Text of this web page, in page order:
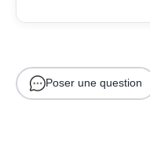
Poser une question